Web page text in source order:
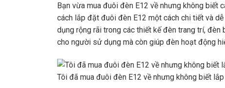
Bạn vừa mua đuôi đèn E12 về nhưng không biết
cách lắp đặt đuôi đèn E12 một cách chi tiết và
dụng rộng rãi trong các thiết kế đèn trang trí,
cho người sử dụng mà còn giúp đèn hoạt động
Tôi đã mua đuôi đèn E12 về nhưng không biết